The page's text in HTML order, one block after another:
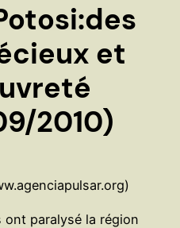
et
2010)
ont paralysé la région